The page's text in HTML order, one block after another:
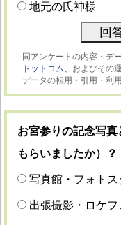
地元の氏神様
同アンケートの内容・デ
ドットコム、 およびその
データの転用・引用・利
お宮参りの記念写
もらいましたか）？
写真館・フォトス
出張撮影・ロケ